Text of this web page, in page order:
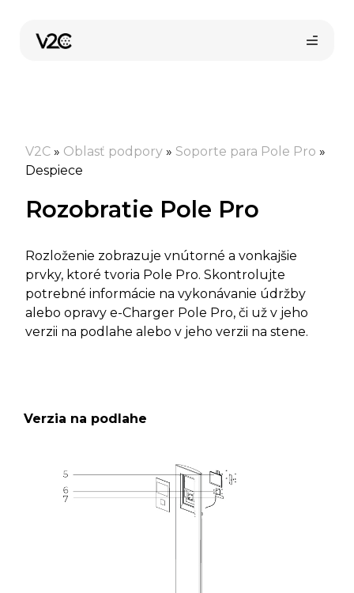
Kúpiť online
V2C » Oblasť podpory » Soporte para Pole Pro »
Despiece
Rozobratie Pole Pro
Rozloženie zobrazuje vnútorné a vonkajšie
prvky, ktoré tvoria Pole Pro. Skontrolujte
potrebné informácie na vykonávanie údržby
alebo opravy e-Charger Pole Pro, či už v jeho
verzii na podlahe alebo v jeho verzii na stene.
Verzia na podlahe